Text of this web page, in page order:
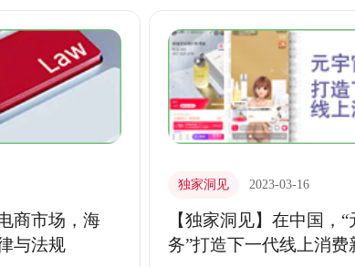
商市场，海
与法规
独家洞见 2023-03-16
【独家洞见】在中国，
务”打造下一代线上消费